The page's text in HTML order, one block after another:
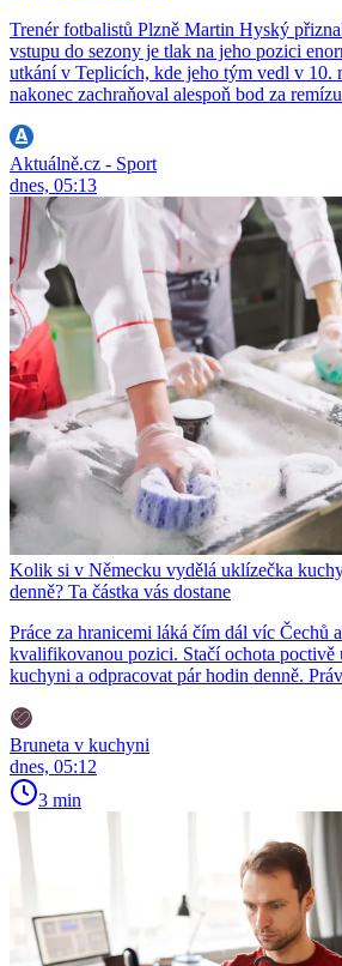
Trenér fotbalistů Plzně Martin Hyský
vstupu do sezony je tlak na jeho pozici
utkání v Teplicích, kde jeho tým vedl v 10.
nakonec zachraňoval alespoň bod za
Aktuálně.cz - Sport
dnes, 05:13
Kolik si v Německu vydělá uklízečka
denně? Ta částka vás dostane
Práce za hranicemi láká čím dál víc Čechů
kvalifikovanou pozici. Stačí ochota poctivě
kuchyni a odpracovat pár hodin denně.
Bruneta v kuchyni
dnes, 05:12
3 min